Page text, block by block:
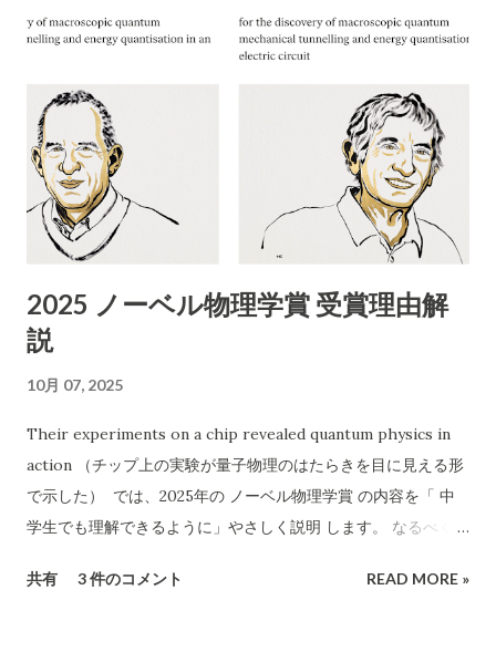
廃棄物処理業」や 「古物商」の許可では回収できません。
ChatGPT まえださん、画像ありがとうございます。このよう
な「不用品無料出張回収」のチラシについて、詳細に評価・ア
ドバイスいたします。 1. 内容の分析 業者名 ：ABCリサイクル
所在地 ：埼玉県所沢市松郷141 許可番号 ：自動車商許可証 第
431090053454号（古物商許可証） 連絡先 ：携帯番号のみ
（090-4713-2580） 受付時間 ：8:00〜18:00 チラシの訴求点
「無料回収」「当日でもOK」「幅広い品目」「遺品整理、引越
作業可能などと記載 2. 危険性・リスク評価 1）「無料」表記の
ワナ 実際に依頼すると「無料では回収できない」「特定品目は
料回収」と言いながら、現場で高額請求する 悪質な業者も存在
します。 2）連絡先が「携帯電話番号のみ」 一般的な法人や信
頼できる事業者であれば「固定電話」や「会社ホームページ」
なども記載されます。 携帯番号のみの場合、 連絡が取れなくな
ったり、責任の所在が曖昧 になりやすいです。 3）記載されて
物収集運搬業など）は記載されていません。 家電や不用品の正
2025 ノーベル物理学賞 受賞理由解
説
10月 07, 2025
Their experiments on a chip revealed quantum physics in
action （チップ上の実験が量子物理のはたらきを目に見える形
で示した） では、2025年の ノーベル物理学賞 の内容を「 中
学生でも理解できるように」やさしく説明 します。 なるべく専
しします。 🏅 今年のノーベル物理学賞とは？ 2025年のノーベ
共有 3 件のコメント READ MORE »